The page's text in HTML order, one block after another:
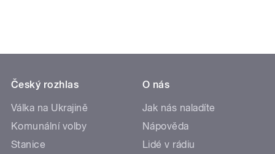
Český rozhlas
Válka na Ukrajině
Komunální volby
Stanice
O nás
Jak nás naladíte
Nápověda
Lidé v rádiu